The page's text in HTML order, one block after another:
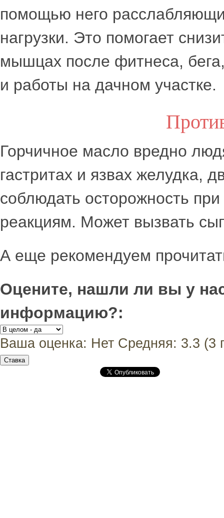
помощью него
нагрузки. Это помогает
мышцах после фитнеса,
и работы на дачном участке.
Горчичное масло вредно
гастритах и язвах желудка,
соблюдать осторожность
реакциям. Может вызвать
А еще рекомендуем
Оцените, нашли ли вы у
информацию?:
Ваша оценка: Нет Средняя: 3.3 (3